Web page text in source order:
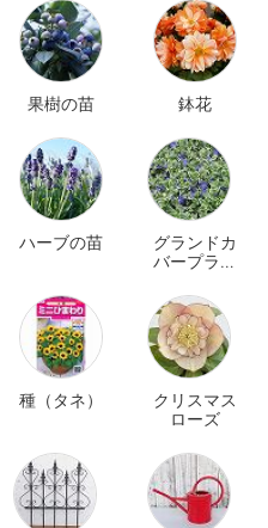
果樹の苗 鉢花
ハーブの苗
グランドカ
バープラン
種（タネ）
クリスマス
ローズ